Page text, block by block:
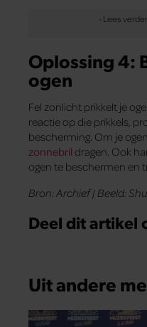
Oplossing 4:
ogen
Fel zonlicht prikkelt je
reactie op die prikkels,
bescherming. Om je
zonnebril dragen. Ook
ogen te beschermen en
Bron: Archief | Beeld:
Deel dit artikel
Uit andere